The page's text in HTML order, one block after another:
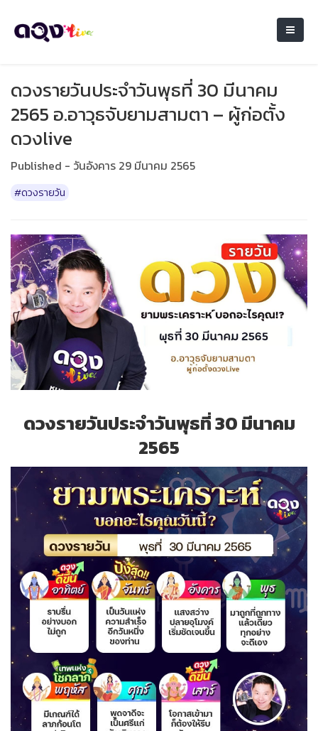
ดวงรายวันประจำวันพุธที่ 30 มีนาคม
2565 อ.อาวุธจับยามสามตา – ผู้ก่อตั้ง
ดวงlive
Published - วันอังคาร 29 มีนาคม 2565
#ดวงรายวัน
ดวงรายวันประจำวันพุธที่ 30 มีนาคม
2565